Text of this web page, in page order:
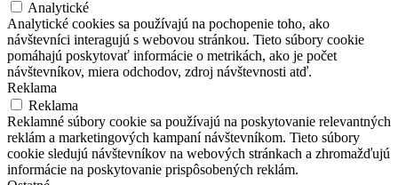
Analytické
Analytické cookies sa používajú na pochopenie toho, ako
návštevníci interagujú s webovou stránkou. Tieto súbory cookie
pomáhajú poskytovať informácie o metrikách, ako je počet
návštevníkov, miera odchodov, zdroj návštevnosti atď.
Reklama
Reklama
Reklamné súbory cookie sa používajú na poskytovanie relevantných
reklám a marketingových kampaní návštevníkom. Tieto súbory
cookie sledujú návštevníkov na webových stránkach a zhromažďujú
informácie na poskytovanie prispôsobených reklám.